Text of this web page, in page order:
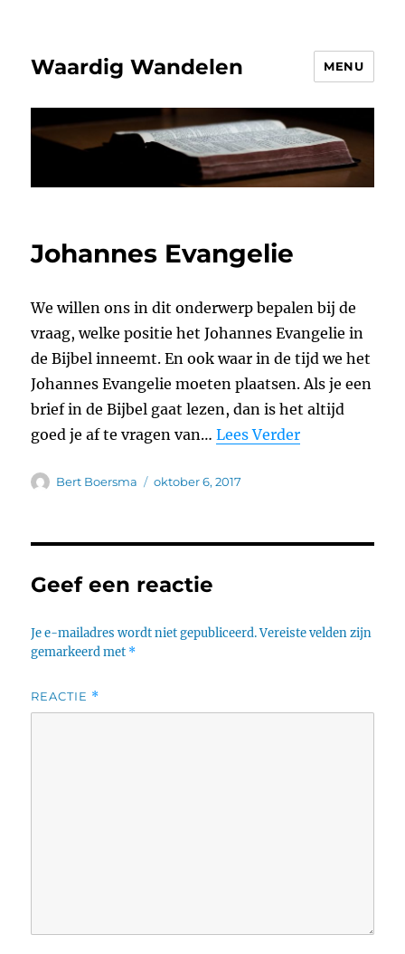
Waardig Wandelen MENU
Johannes Evangelie
We willen ons in dit onderwerp bepalen bij de
vraag, welke positie het Johannes Evangelie in
de Bijbel inneemt. En ook waar in de tijd we het
Johannes Evangelie moeten plaatsen. Als je een
brief in de Bijbel gaat lezen, dan is het altijd
goed je af te vragen van…Lees Verder
Auteur
Bert Boersma
Geplaatst
oktober 6, 2017
Geef een reactie
Je e-mailadres wordt niet gepubliceerd. Vereiste velden zijn
gemarkeerd met *
REACTIE *